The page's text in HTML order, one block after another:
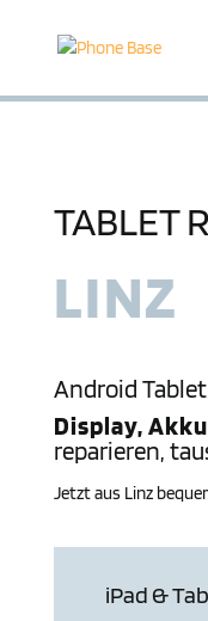
TABLET
LINZ
Android
Display, Akku
reparieren,
Jetzt aus Linz
iPad &